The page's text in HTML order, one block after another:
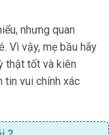
nhưng quan
Vì vậy, mẹ bầu hãy
thật tốt và kiên
tin vui chính xác